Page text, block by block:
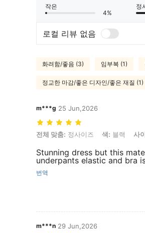
작은
4%
정
로컬 리뷰 없음
화려함/좋음 (3) 임부복 (1)
정교한 마감/좋은 디자인/좋은 재질 (1)
m***g 25 Jun,2026
전체 맞춤: 정사이즈, 색: 블랙, 사이즈:
전체 맞춤: 정사이즈 색: 블랙 사
Stunning dress but this
underpants elastic and bra
번역
m***n 29 Jun,2026